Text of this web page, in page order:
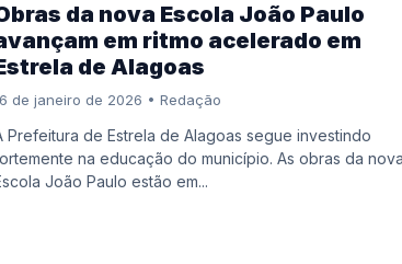
da nova Escola João Paulo
em ritmo acelerado em
de Alagoas
de janeiro de 2026 • Redação
Prefeitura de Estrela de Alagoas segue investindo
na educação do município. As obras da
João Paulo estão em...